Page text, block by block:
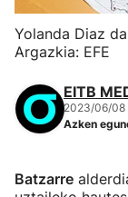
Yolanda Diaz
Argazkia: EFE
EITB
2023/06/08
Azken
Batzarre